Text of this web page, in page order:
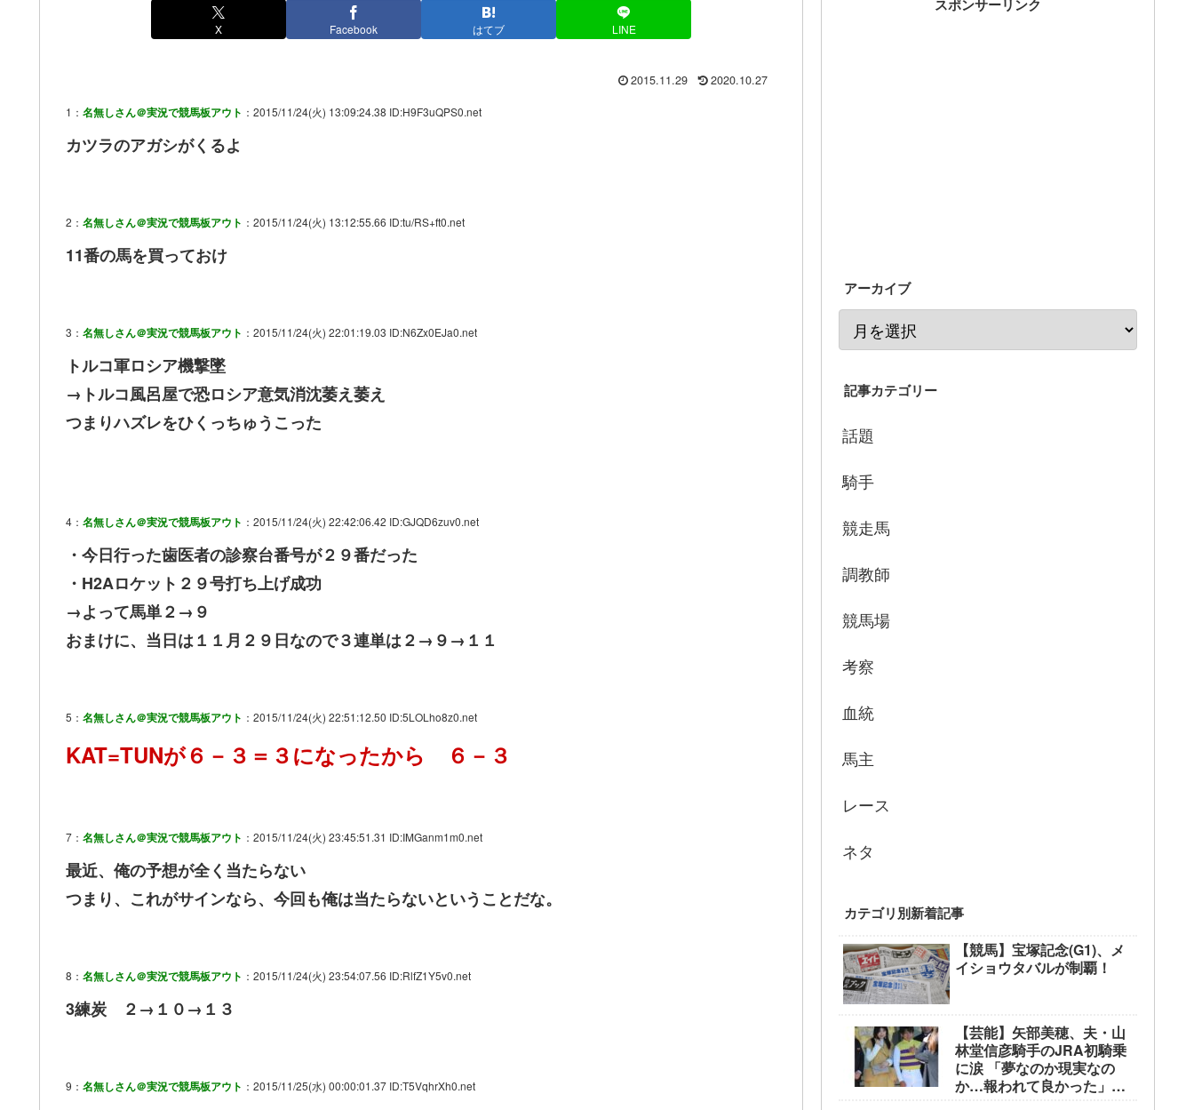
X Facebook はてブ LINE
2015.11.29 2020.10.27
1： 名無しさん＠実況で競馬板アウト ：2015/11/24(火) 13:09:24.38 ID:H9F3uQPS0.net
カツラのアガシがくるよ
2： 名無しさん＠実況で競馬板アウト ：2015/11/24(火) 13:12:55.66 ID:tu/RS+ft0.net
11番の馬を買っておけ
3： 名無しさん＠実況で競馬板アウト ：2015/11/24(火) 22:01:19.03 ID:N6Zx0EJa0.net
トルコ軍ロシア機撃墜
→トルコ風呂屋で恐ロシア意気消沈萎え萎え
つまりハズレをひくっちゅうこった
4： 名無しさん＠実況で競馬板アウト ：2015/11/24(火) 22:42:06.42 ID:GJQD6zuv0.net
・今日行った歯医者の診察台番号が２９番だった
・H2Aロケット２９号打ち上げ成功
→よって馬単２→９
おまけに、当日は１１月２９日なので３連単は２→９→１１
5： 名無しさん＠実況で競馬板アウト ：2015/11/24(火) 22:51:12.50 ID:5LOLho8z0.net
KAT=TUNが６－３＝３になったから ６－３
7： 名無しさん＠実況で競馬板アウト ：2015/11/24(火) 23:45:51.31 ID:IMGanm1m0.net
最近、俺の予想が全く当たらない
つまり、これがサインなら、今回も俺は当たらないということだな。
8： 名無しさん＠実況で競馬板アウト ：2015/11/24(火) 23:54:07.56 ID:RlfZ1Y5v0.net
3練炭 ２→１０→１３
9： 名無しさん＠実況で競馬板アウト ：2015/11/25(水) 00:00:01.37 ID:T5VqhrXh0.net
スポンサーリンク
アーカイブ
記事カテゴリー
話題
騎手
競走馬
調教師
競馬場
考察
血統
馬主
レース
ネタ
カテゴリ別新着記事
【競馬】宝塚記念(G1)、メ
イショウタバルが制覇！
【芸能】矢部美穂、夫・山
林堂信彦騎手のJRA初騎乗
に涙 「夢なのか現実なの
か…報われて良かった」